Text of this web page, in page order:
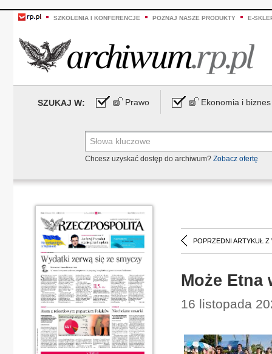
SZKOLENIA I KONFERENCJE POZNAJ NASZE PRODUKTY E-
SZUKAJ W: Prawo Ekonomia i biznes
Chcesz uzyskać dostęp do archiwum? Zobacz ofertę
POPRZEDNI ARTYKUŁ Z
Może Etna
16 listopada